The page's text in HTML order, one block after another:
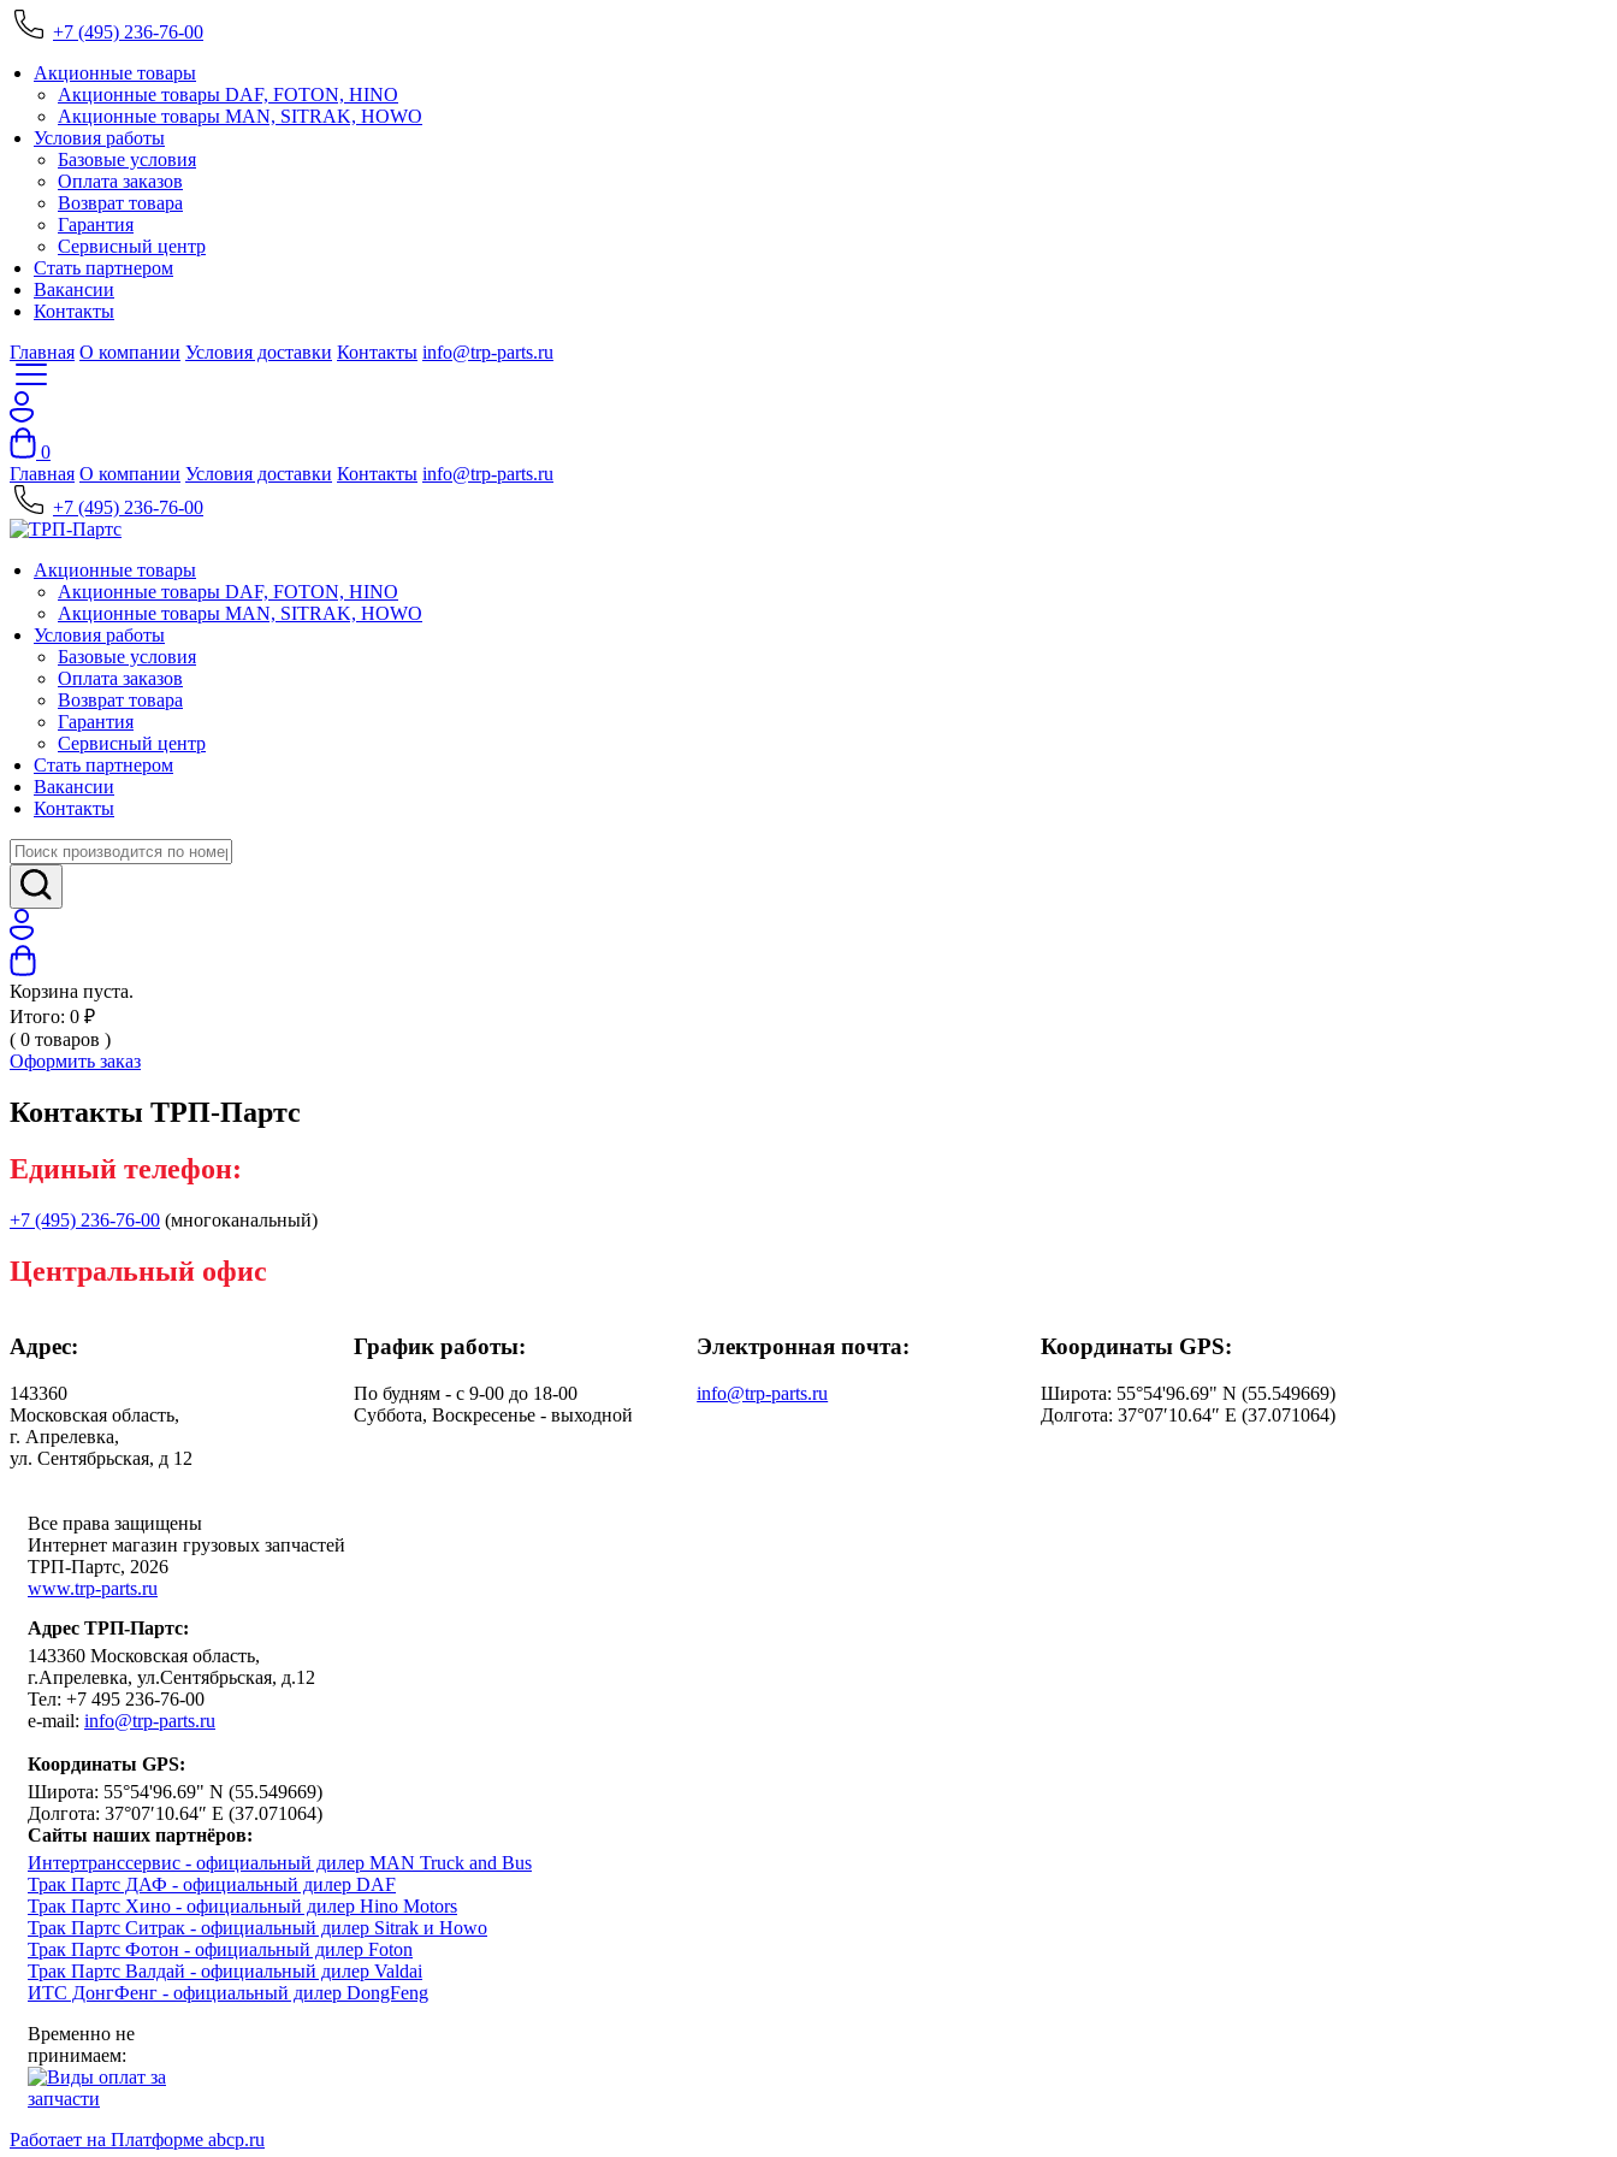
+7 (495) 236-76-00
Акционные товары
Акционные товары DAF, FOTON, HINO
Акционные товары MAN, SITRAK, HOWO
Условия работы
Базовые условия
Оплата заказов
Возврат товара
Гарантия
Сервисный центр
Стать партнером
Вакансии
Контакты
Главная О компании Условия доставки Контакты info@trp-parts.ru
0
Главная О компании Условия доставки Контакты info@trp-parts.ru
+7 (495) 236-76-00
Акционные товары
Акционные товары DAF, FOTON, HINO
Акционные товары MAN, SITRAK, HOWO
Условия работы
Базовые условия
Оплата заказов
Возврат товара
Гарантия
Сервисный центр
Стать партнером
Вакансии
Контакты
Корзина пуста.
Итого: 0 ₽
( 0 товаров )
Оформить заказ
Контакты ТРП-Партс
Единый телефон:
+7 (495) 236-76-00 (многоканальный)
Центральный офис
Адрес:
143360
Московская область,
г. Апрелевка,
ул. Сентябрьская, д 12
График работы:
По будням - с 9-00 до 18-00
Суббота, Воскресенье - выходной
Электронная почта:
info@trp-parts.ru
Координаты GPS:
Широта: 55°54'96.69" N (55.549669)
Долгота: 37°07′10.64″ E (37.071064)
Все права защищены
Интернет магазин грузовых запчастей
ТРП-Партс, 2026
www.trp-parts.ru
Адрес ТРП-Партс:
143360 Московская область,
г.Апрелевка, ул.Сентябрьская, д.12
Тел: +7 495 236-76-00
e-mail: info@trp-parts.ru
Координаты GPS:
Широта: 55°54'96.69" N (55.549669)
Долгота: 37°07′10.64″ E (37.071064)
Сайты наших партнёров:
Интертранссервис - официальный дилер MAN Truck and Bus
Трак Партс ДАФ - официальный дилер DAF
Трак Партс Хино - официальный дилер Hino Motors
Трак Партс Ситрак - официальный дилер Sitrak и Howo
Трак Партс Фотон - официальный дилер Foton
Трак Партс Валдай - официальный дилер Valdai
ИТС ДонгФенг - официальный дилер DongFeng
Временно не
принимаем:
Работает на Платформе abcp.ru